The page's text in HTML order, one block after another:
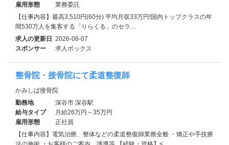
雇用形態
業務委託
【仕事内容】最高3,510円(60分) 平均月収33万円!国内トップクラスの年
間530万人を集客する「りらくる」のセラ…
求人の更新日 2026-08-07
スポンサー
求人ボックス
整骨院・接骨院にて柔道整復師
かみしば接骨院
勤務地
深谷市 深谷駅
給与タイプ
月給26万円～35万円
雇用形態
正社員
【仕事内容】電気治療、整体などの柔道整復師業務全般 ・矯正や手技療